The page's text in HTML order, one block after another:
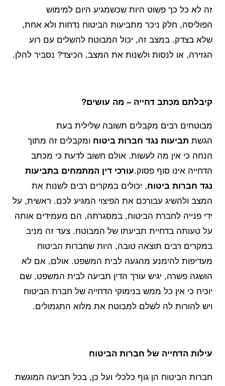
זה לא כל כך פשוט היות שכשמגיע היום למימוש
הפוליסה, חלק ניכר מתביעות הביטוח נדחות ולא אחת,
שלא בצדק. במצב זה, יכול המבוטח להשלים עם רוע
הגזירה, או לנסות ולשנות את המצב, הכיצד? נסביר להלן.
קיבלתם מכתב דחייה – מה עושים?
מבוטחים רבים מקבלים תשובה שלילית בעת
הגשת תביעות נגד חברות ביטוח ומקבלים זה מתוך
הנחה כי אין מה לעשות. אולם חשוב לדעת כי מכתב
הדחייה אינו סוף פסוק.עורכי דין המתמחים בתביעות
נגד חברות ביטוח, יכולים במקרים רבים לשנות את
המצב ולהשיג עבורכם את הפיצוי המגיע לכם. ראשית, על
ידי פנייה לחברת הביטוח, במסגרתה, הם מעמידים אותה
על טעותה בדחיית תביעתו של המבוטח. צעד זה מניב
במקרים רבים תוצאה טובה, היות שחברות הביטוח
מעדיפות להימנע מהגעה לבית המשפט. אולם, אם לא
הושגה פשרה, יגיש עורך הדין תביעה לבית המשפט, שם
יוכיח כי אין כל ממש בנימוקי הדחייה של חברת הביטוח
ויש להורות לה לשלם למבוטח את מלוא התגמולים.
עילות הדחייה של חברות הביטוח
חברות הביטוח הן גוף כלכלי ועל כן, בכל תביעה המוגשת